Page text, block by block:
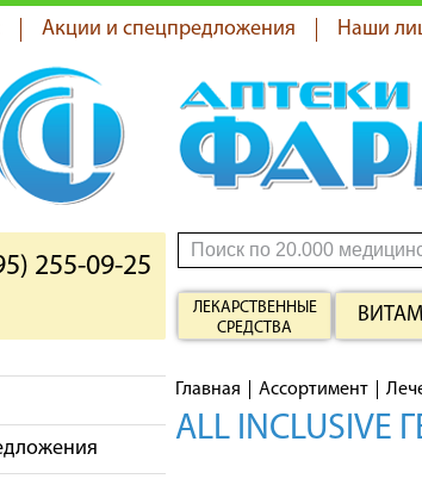
Акции и спецпредложения Наши
255-09-25
ЛЕКАРСТВЕННЫЕ
СРЕДСТВА
Главная Ассортимент
ALL